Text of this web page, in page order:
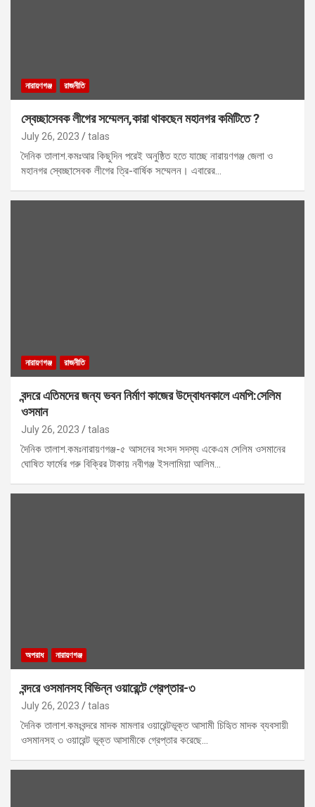
নারায়ণগঞ্জ রাজনীতি
স্বেচ্ছাসেবক লীগের সম্মেলন,কারা থাকছেন মহানগর কমিটিতে ?
July 26, 2023 talas
দৈনিক তালাশ.কমঃআর কিছুদিন পরেই অনুষ্ঠিত হতে যাচ্ছে নারায়ণগঞ্জ জেলা ও
মহানগর স্বেচ্ছাসেবক লীগের ত্রি-বার্ষিক সম্মেলন। এবারের…
নারায়ণগঞ্জ রাজনীতি
বন্দরে এতিমদের জন্য ভবন নির্মাণ কাজের উদ্বোধনকালে এমপি:সেলিম
ওসমান
July 26, 2023 talas
দৈনিক তালাশ.কমঃনারায়ণগঞ্জ-৫ আসনের সংসদ সদস্য একেএম সেলিম ওসমানের
ঘোষিত ফার্মের গরু বিক্রির টাকায় নবীগঞ্জ ইসলামিয়া আলিম…
অপরাধ নারায়ণগঞ্জ
বন্দরে ওসমানসহ বিভিন্ন ওয়ারেন্টে গ্রেপ্তার-৩
July 26, 2023 talas
দৈনিক তালাশ.কমঃবন্দরে মাদক মামলার ওয়ারেন্টভূক্ত আসামী চিহিৃত মাদক ব্যবসায়ী
ওসমানসহ ৩ ওয়ারেন্ট ভূক্ত আসামীকে গ্রেপ্তার করেছে…